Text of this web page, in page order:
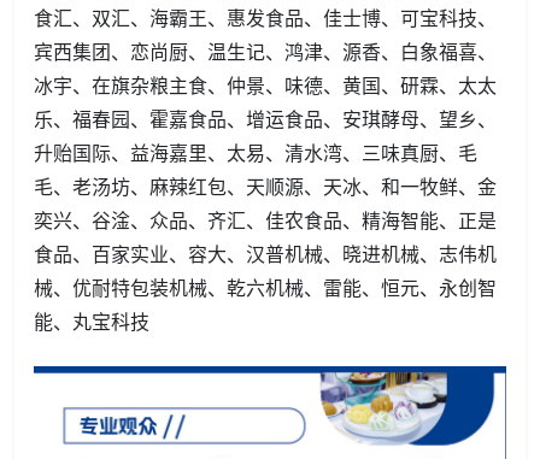
食汇、双汇、海霸王、惠发食品、佳士博、可宝科技、
宾西集团、恋尚厨、温生记、鸿津、源香、白象福喜、
冰宇、在旗杂粮主食、仲景、味德、黄国、研霖、太太
乐、福春园、霍嘉食品、增运食品、安琪酵母、望乡、
升贻国际、益海嘉里、太易、清水湾、三味真厨、毛
毛、老汤坊、麻辣红包、天顺源、天冰、和一牧鲜、金
奕兴、谷淦、众品、齐汇、佳农食品、精海智能、正是
食品、百家实业、容大、汉普机械、晓进机械、志伟机
械、优耐特包装机械、乾六机械、雷能、恒元、永创智
能、丸宝科技